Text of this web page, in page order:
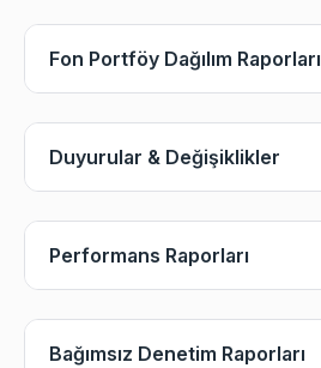
Fon Portföy Dağılım Raporları
Duyurular & Değişiklikler
Performans Raporları
Bağımsız Denetim Raporları